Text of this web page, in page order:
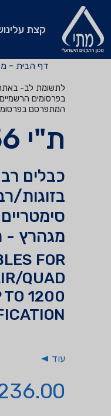
קצת עלינו
דף הבית -
לתשומת לב- באתר
בפרסומים
המתפרסם
ת"י 61156 חלק 8
מגהרץ -
FOR
QUAD
TO 1200
עוד
₪